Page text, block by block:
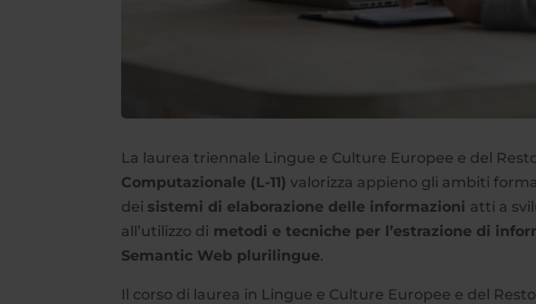
La laurea triennale Lingue e Culture Europee e del
Computazionale (L-11) valorizza appieno gli ambiti
dei sistemi di elaborazione delle informazioni atti a
all’utilizzo di metodi e tecniche per l’estrazione di
Semantic Web plurilingue.
Il corso di laurea in Lingue e Culture Europee e del